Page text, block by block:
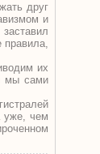
друг
и
правила,
их
мы сами
уже, чем